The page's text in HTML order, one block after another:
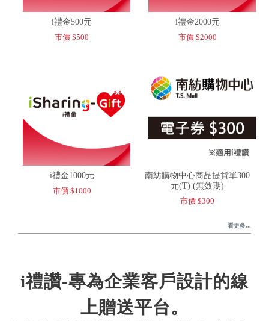
i禮金500元
市價 $500
i禮金2000元
市價 $2000
i禮金1000元
市價 $1000
南紡購物中心商品提貨單300
元(T) (無效期)
市價 $300
看更多...
i禮讚-專為企業客戶設計的線
上贈送平台。